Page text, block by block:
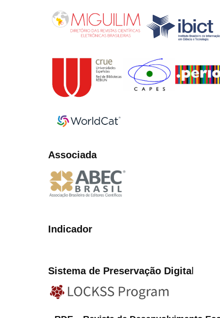
Associada
Indicador
Sistema de Preservação Digital